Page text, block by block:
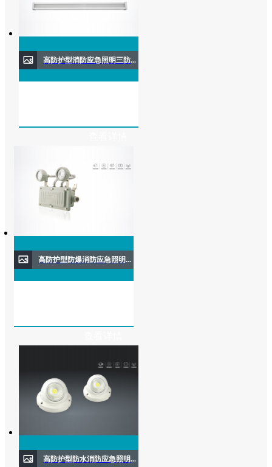
高防护型消防应急照明三防灯(壁挂式)
高防护型防爆消防应急照明灯具( 壁挂式)
高防护型防水消防应急照明灯具( 壁挂/吸顶)